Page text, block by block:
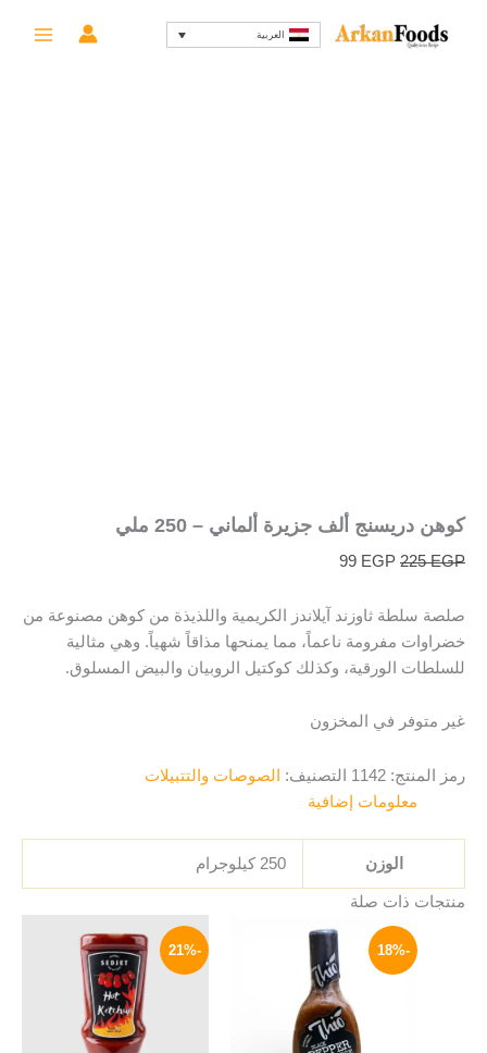
العربية
كوهن دريسنج ألف جزيرة ألماني – 250 ملي
225EGP
الأصلي
99 EGP
الحالي
صلصة سلطة ثاوزند آيلاندز الكريمية واللذيذة من كوهن مصنوعة من
خضراوات مفرومة ناعماً، مما يمنحها مذاقاً شهياً. وهي مثالية
للسلطات الورقية، وكذلك كوكتيل الروبيان والبيض المسلوق.
غير متوفر في المخزون
رمز المنتج: 1142 التصنيف:
الصوصات والتتبيلات
معلومات إضافية
الوزن 250 كيلوجرام
منتجات ذات صلة
-18%
الأصلي
الحالي
هو:
45 EGP.
-21%
الأصلي
هو:
100 EGP.
الحالي
هو:
79 EGP.